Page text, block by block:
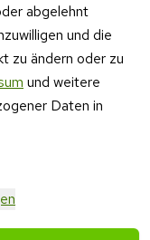
abgelehnt
und die
zu ändern oder zu
und weitere
Daten in